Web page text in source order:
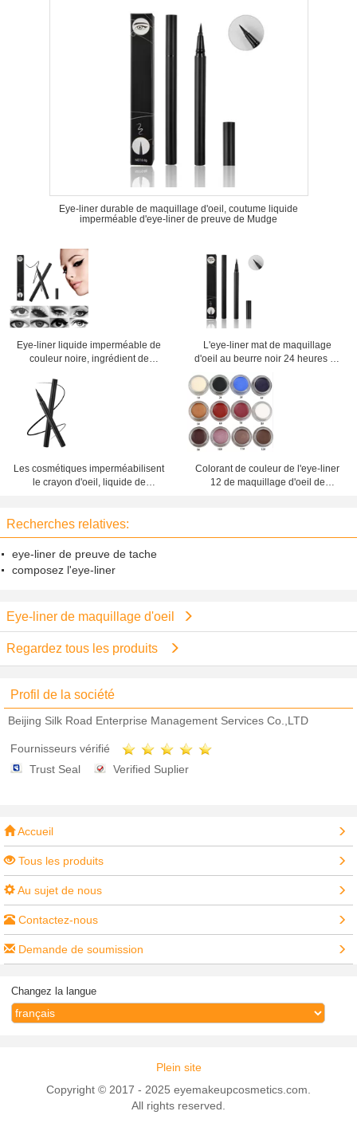
Eye-liner durable de maquillage d'oeil, coutume liquide
imperméable d'eye-liner de preuve de Mudge
Eye-liner liquide imperméable de
couleur noire, ingrédient de
L'eye-liner mat de maquillage
d'oeil au beurre noir 24 heures de
cosmétiques imperméabilisent le
haut colorant
Les cosmétiques imperméabilisent
le crayon d'oeil, liquide de
Colorant de couleur de l'eye-liner
12 de maquillage d'oeil de
Recherches relatives:
eye-liner de preuve de tache
composez l'eye-liner
Eye-liner de maquillage d'oeil
Regardez tous les produits
Profil de la société
Beijing Silk Road Enterprise Management Services Co.,LTD
Fournisseurs vérifié
Trust Seal
Verified Suplier
Accueil
Tous les produits
Au sujet de nous
Contactez-nous
Demande de soumission
Changez la langue
Plein site
Copyright © 2017 - 2025 eyemakeupcosmetics.com.
All rights reserved.